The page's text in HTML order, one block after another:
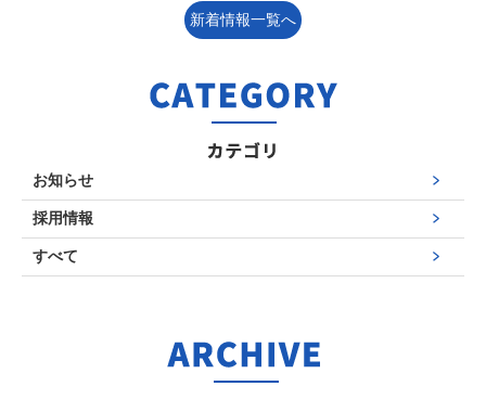
新着情報一覧へ
お知らせ
採用情報
すべて